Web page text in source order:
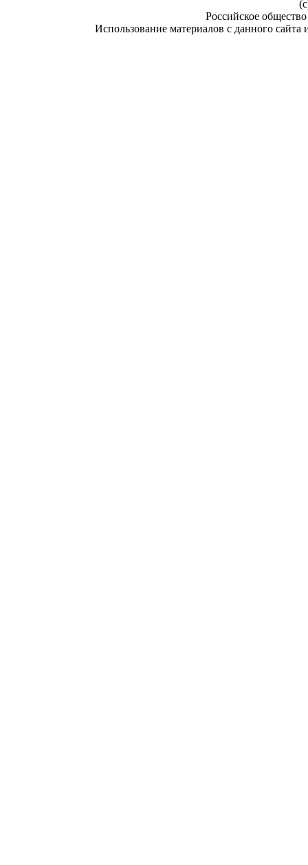
Российское
Использование материалов с данного